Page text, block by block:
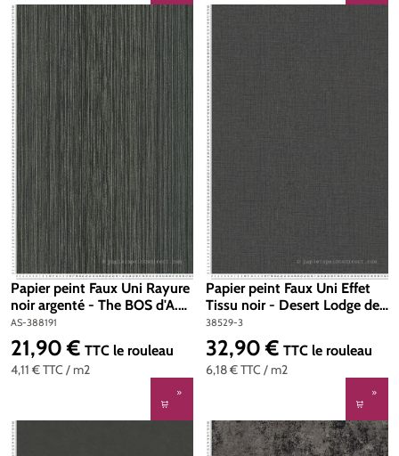
Papier peint Faux Uni Rayure
noir argenté - The BOS d'A.S.
Création | Réf. AS-388191
AS-388191
4,11 €TTC / m2
Prix régulier :
21,90 € TTC le rouleau
Papier peint Faux Uni Effet
Tissu noir - Desert Lodge de
Livingwalls | Réf. 38529-3
38529-3
6,18 €TTC / m2
Prix régulier :
32,90 € TTC le rouleau